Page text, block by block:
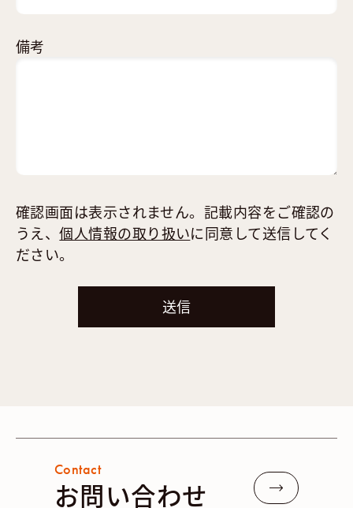
備考
確認画面は表示されません。記載内容をご確認の
うえ、個人情報の取り扱いに同意して送信してく
ださい。
Contact
お問い合わせ